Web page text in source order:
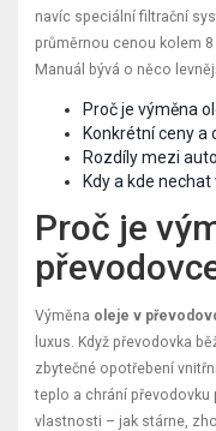
navíc speciální filtrační
průměrnou cenou kolem
Manuál bývá o něco
Proč je výměna
Konkrétní ceny a
Rozdíly mezi
Kdy a kde
Proč je
Výměna oleje v
luxus. Když převodovka
zbytečné opotřebení
teplo a chrání převodovku
vlastnosti – jak stárne,